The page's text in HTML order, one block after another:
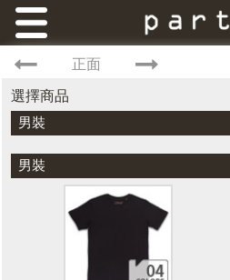
正面
選擇商品
男裝
男裝